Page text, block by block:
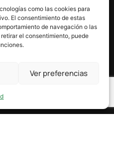
como las cookies para
El consentimiento de estas
de navegación o las
el consentimiento, puede
Ver preferencias